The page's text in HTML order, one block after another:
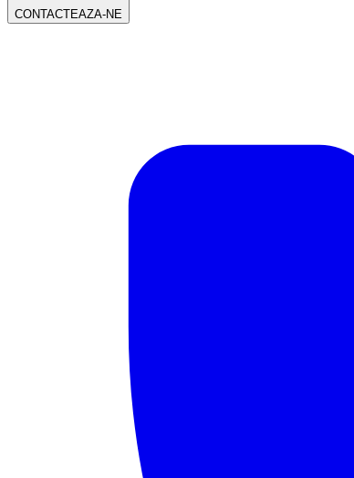
CONTACTEAZA-NE